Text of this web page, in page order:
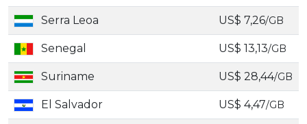
Serra Leoa US$ 7,26/GB
Senegal US$ 13,13/GB
Suriname US$ 28,44/GB
El Salvador US$ 4,47/GB